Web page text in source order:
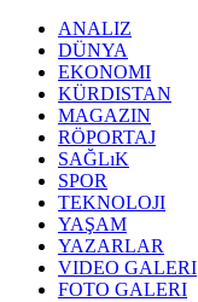
ANALIZ
DÜNYA
EKONOMI
KÜRDISTAN
MAGAZIN
RÖPORTAJ
SAĞLıK
SPOR
TEKNOLOJI
YAŞAM
YAZARLAR
VIDEO GALERI
FOTO GALERI